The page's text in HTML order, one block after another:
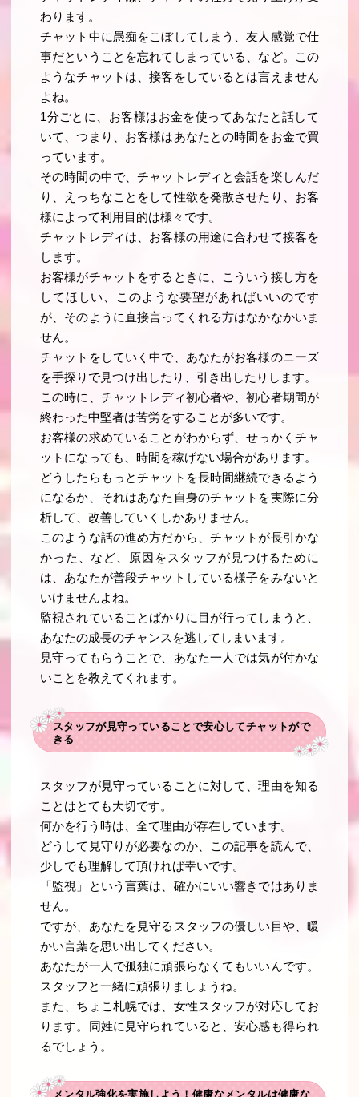
わります。
チャット中に愚痴をこぼしてしまう、友人感覚で仕
事だということを忘れてしまっている、など。この
ようなチャットは、接客をしているとは言えません
よね。
1分ごとに、お客様はお金を使ってあなたと話して
いて、つまり、お客様はあなたとの時間をお金で買
っています。
その時間の中で、チャットレディと会話を楽しんだ
り、えっちなことをして性欲を発散させたり、お客
様によって利用目的は様々です。
チャットレディは、お客様の用途に合わせて接客を
します。
お客様がチャットをするときに、こういう接し方を
してほしい、このような要望があればいいのです
が、そのように直接言ってくれる方はなかなかいま
せん。
チャットをしていく中で、あなたがお客様のニーズ
を手探りで見つけ出したり、引き出したりします。
この時に、チャットレディ初心者や、初心者期間が
終わった中堅者は苦労をすることが多いです。
お客様の求めていることがわからず、せっかくチャ
ットになっても、時間を稼げない場合があります。
どうしたらもっとチャットを長時間継続できるよう
になるか、それはあなた自身のチャットを実際に分
析して、改善していくしかありません。
このような話の進め方だから、チャットが長引かな
かった、など、原因をスタッフが見つけるために
は、あなたが普段チャットしている様子をみないと
いけませんよね。
監視されていることばかりに目が行ってしまうと、
あなたの成長のチャンスを逃してしまいます。
見守ってもらうことで、あなた一人では気が付かな
いことを教えてくれます。
スタッフが見守っていることで安心してチャットがで
きる
スタッフが見守っていることに対して、理由を知る
ことはとても大切です。
何かを行う時は、全て理由が存在しています。
どうして見守りが必要なのか、この記事を読んで、
少しでも理解して頂ければ幸いです。
「監視」という言葉は、確かにいい響きではありま
せん。
ですが、あなたを見守るスタッフの優しい目や、暖
かい言葉を思い出してください。
あなたが一人で孤独に頑張らなくてもいいんです。
スタッフと一緒に頑張りましょうね。
また、ちょこ札幌では、女性スタッフが対応してお
ります。同姓に見守られていると、安心感も得られ
るでしょう。
メンタル強化を実施しよう！健康なメンタルは健康な